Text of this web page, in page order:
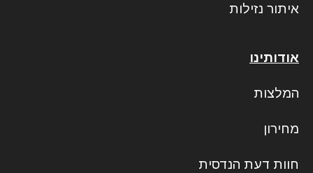
איתור נזילות
אודותינו
המלצות
מחירון
חוות דעת הנדסית